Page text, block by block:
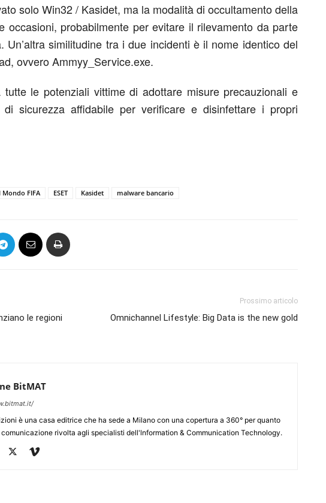
solo Win32 / Kasidet, ma la modalità di occultamento della
occasioni, probabilmente per evitare il rilevamento da parte
Un’altra similitudine tra i due incidenti è il nome identico del
ovvero Ammyy_Service.exe.
le potenziali vittime di adottare misure precauzionali e
di sicurezza affidabile per verificare e disinfettare i propri
Mondo FIFA ESET Kasidet malware bancario
le regioni
Prossimo articolo
Omnichannel Lifestyle: Big Data is the new gold
BitMAT
è una casa editrice che ha sede a Milano con una copertura a 360° per quanto
comunicazione rivolta agli specialisti dell'lnformation & Communication Technology.